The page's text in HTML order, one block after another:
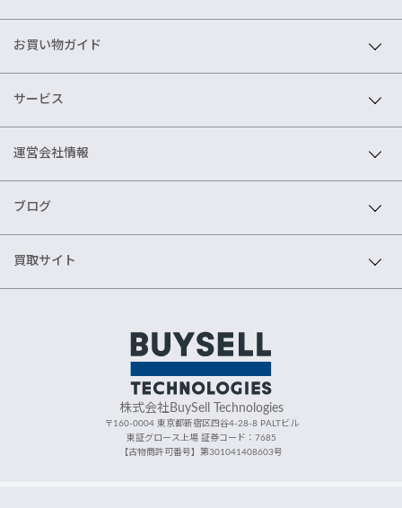
お買い物ガイド
サービス
運営会社情報
ブログ
買取サイト
株式会社BuySell Technologies
〒160-0004 東京都新宿区四谷4-28-8 PALTビル
東証グロース上場 証券コード：7685
【古物商許可番号】第301041408603号